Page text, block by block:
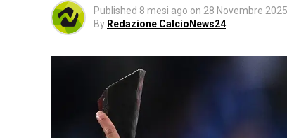
Published 8 mesi ago on 28 Novembre 2025
By Redazione CalcioNews24